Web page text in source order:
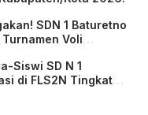
SDN 1 Baturetno
Voli
Siswi SD N 1
di FLS2N Tingkat